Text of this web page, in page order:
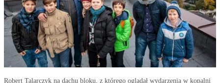
Robert Talarczyk na dachu bloku, z którego oglądał wydarzenia w kopalni